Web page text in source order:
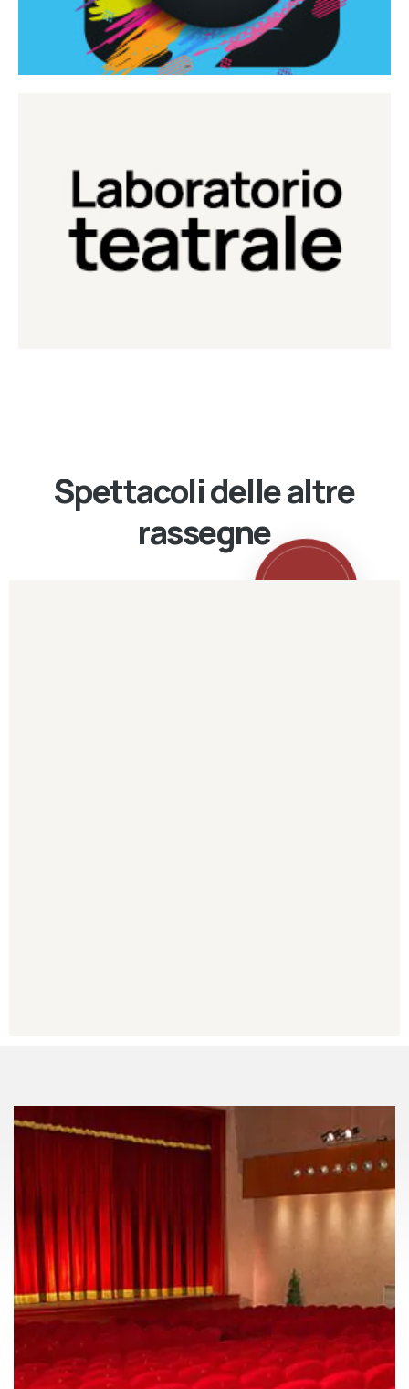
Laboratorio Teatrale
Laboratorio di teatro del Teatro Eduardo de Filippo
Continua
Spettacoli delle altre
rassegne